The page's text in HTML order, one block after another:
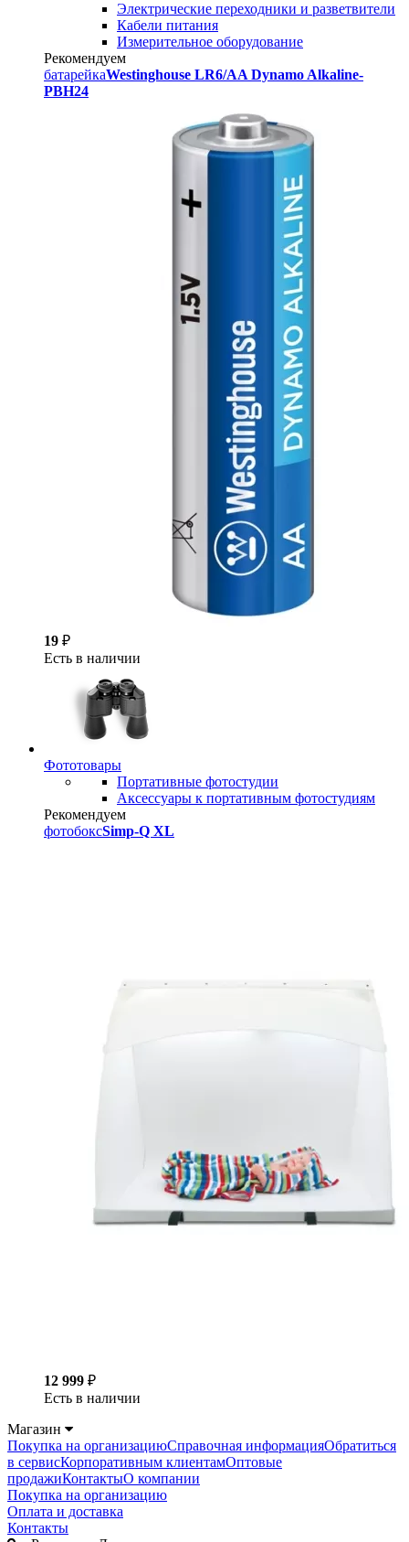
Электрические переходники и разветвители
Кабели питания
Измерительное оборудование
Рекомендуем
батарейкаWestinghouse LR6/AA Dynamo Alkaline-
PBH24
19 ₽
Есть в наличии
Фототовары
Портативные фотостудии
Аксессуары к портативным фотостудиям
Рекомендуем
фотобоксSimp-Q XL
12 999 ₽
Есть в наличии
Магазин
Покупка на организациюСправочная информацияОбратиться
в сервисКорпоративным клиентамОптовые
продажиКонтактыО компании
Покупка на организацию
Оплата и доставка
Контакты